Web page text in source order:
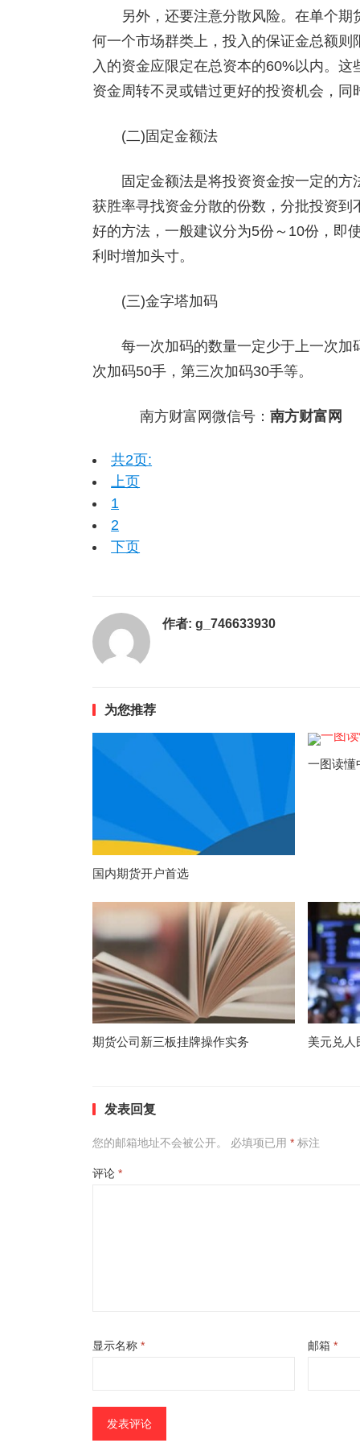
另外，还要注意分散风险。在单个期
何一个市场群类上，投入的保证金总额
入的资金应限定在总资本的60%以内。
资金周转不灵或错过更好的投资机会，同
(二)固定金额法
固定金额法是将投资资金按一定的方
获胜率寻找资金分散的份数，分批投资
好的方法，一般建议分为5份～10份，即
利时增加头寸。
(三)金字塔加码
每一次加码的数量一定少于上一次加
次加码50手，第三次加码30手等。
南方财富网微信号： 南方财富网
共2页:
上页
1
2
下页
作者: g_746633930
为您推荐
国内期货开户首选
一图读懂
期货公司新三板挂牌操作实务 美元兑人
发表回复
您的邮箱地址不会被公开。 必填项已用 *标注
评论 *
显示名称 * 邮箱*